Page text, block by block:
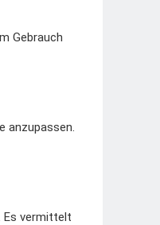
Gebrauch
anzupassen.
Es vermittelt